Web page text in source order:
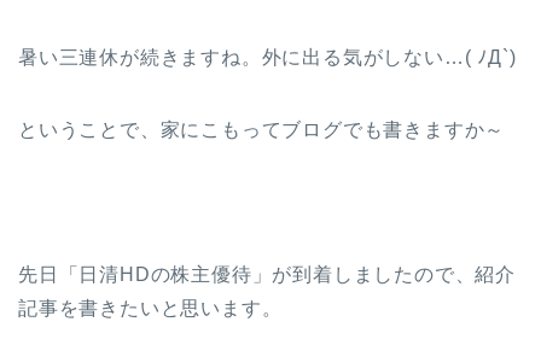
暑い三連休が続きますね。外に出る気がしない…( ﾉД`)
ということで、家にこもってブログでも書きますか～
先日「日清HDの株主優待」が到着しましたので、紹介
記事を書きたいと思います。